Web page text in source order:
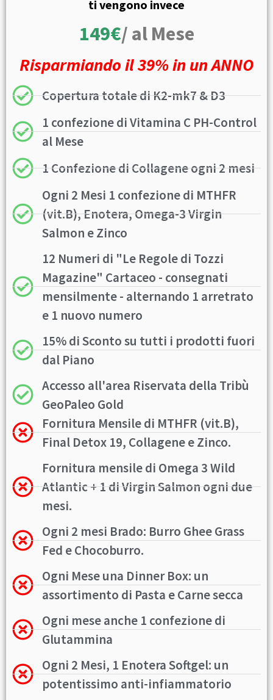
ti vengono invece
149€/ al Mese
Risparmiando il 39% in un ANNO
Copertura totale di K2-mk7 & D3
1 confezione di Vitamina C PH-Control
al Mese
1 Confezione di Collagene ogni 2 mesi
Ogni 2 Mesi 1 confezione di MTHFR
(vit.B), Enotera, Omega-3 Virgin
Salmon e Zinco
12 Numeri di "Le Regole di Tozzi
Magazine" Cartaceo - consegnati
mensilmente - alternando 1 arretrato
e 1 nuovo numero
15% di Sconto su tutti i prodotti fuori
dal Piano
Accesso all'area Riservata della Tribù
GeoPaleo Gold
Fornitura Mensile di MTHFR (vit.B),
Final Detox 19, Collagene e Zinco.
Fornitura mensile di Omega 3 Wild
Atlantic + 1 di Virgin Salmon ogni due
mesi.
Ogni 2 mesi Brado: Burro Ghee Grass
Fed e Chocoburro.
Ogni Mese una Dinner Box: un
assortimento di Pasta e Carne secca
Ogni mese anche 1 confezione di
Glutammina
Ogni 2 Mesi, 1 Enotera Softgel: un
potentissimo anti-infiammatorio